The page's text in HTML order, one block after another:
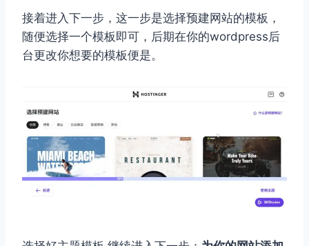
接着进入下一步，这一步是选择预建网站的模板，
随便选择一个模板即可，后期在你的wordpress后
台更改你想要的模板便是。